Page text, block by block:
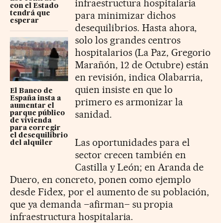
con el Estado
tendrá que
esperar
El Banco de
España insta a
aumentar el
parque público
de vivienda
para corregir
el desequilibrio
del alquiler
infraestructura hospitalaria
para minimizar dichos
desequilibrios. Hasta ahora,
solo los grandes centros
hospitalarios (La Paz, Gregorio
Marañón, 12 de Octubre) están
en revisión, indica Olabarria,
quien insiste en que lo
primero es armonizar la
sanidad.
Las oportunidades para el
sector crecen también en
Castilla y León; en Aranda de
Duero, en concreto, ponen como ejemplo
desde Fidex, por el aumento de su población,
que ya demanda –afirman– su propia
infraestructura hospitalaria.